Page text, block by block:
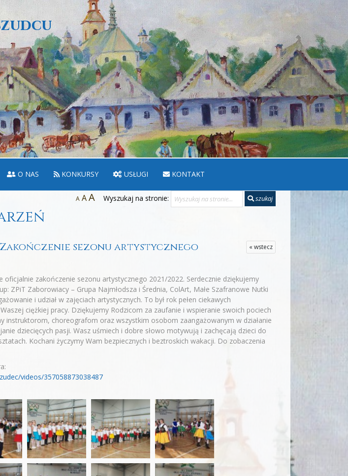
O NAS KONKURSY USŁUGI KONTAKT
A AA Wyszukaj na stronie: szukaj
« wstecz
Zakończenie sezonu artystycznego
oficjalnie zakończenie sezonu artystycznego 2021/2022. Serdecznie dziękujemy
ZPiT Zaborowiacy – Grupa Najmłodsza i Średnia, ColArt, Małe Szafranowe Nutki
i udział w zajęciach artystycznych. To był rok pełen ciekawych
ciężkiej pracy. Dziękujemy Rodzicom za zaufanie i wspieranie swoich pociech
instruktorom, choreografom oraz wszystkim osobom zaangażowanym w działanie
dziecięcych pasji. Wasz uśmiech i dobre słowo motywują i zachęcają dzieci do
Kochani życzymy Wam bezpiecznych i beztroskich wakacji. Do zobaczenia
videos/357058873038487